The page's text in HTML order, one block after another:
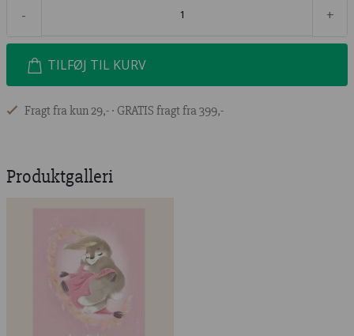
- +
TILFØJ TIL KURV
Fragt fra kun 29,- ∙ GRATIS fragt fra 399,-
Produktgalleri